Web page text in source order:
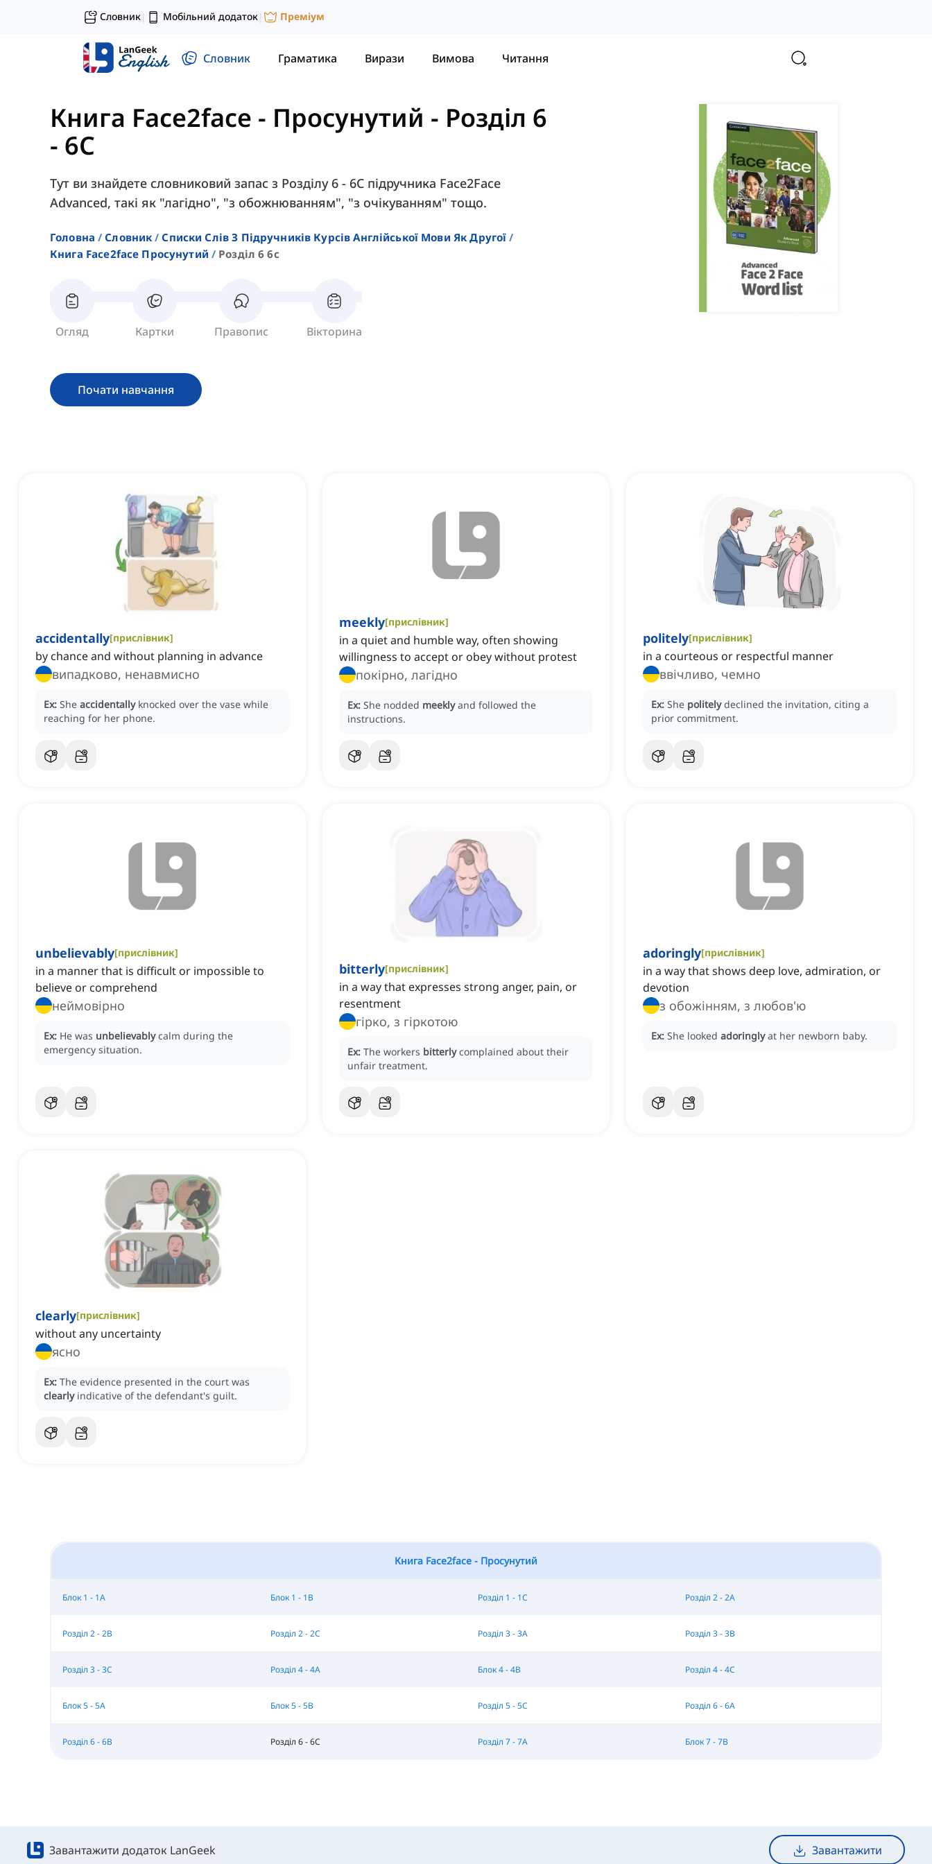
Словник| Мобільний додаток| Преміум
Словник Граматика Вирази Вимова Читання
Книга Face2face - Просунутий - Розділ 6
- 6C
Тут ви знайдете словниковий запас з Розділу 6 - 6C підручника Face2Face
Advanced, такі як "лагідно", "з обожнюванням", "з очікуванням" тощо.
Головна Словник
Списки Слів З Підручників Курсів Англійської Мови Як Другої
Книга Face2face Просунутий
Розділ 6 6c
Огляд Картки Правопис Вікторина
Почати навчання
accidentally[прислівник]
by chance and without planning in advance
випадково, ненавмисно
Ex: She accidentally knocked over the vase while
reaching for her phone.
meekly[прислівник]
in a quiet and humble way, often showing
willingness to accept or obey without protest
покірно, лагідно
Ex: She nodded meekly and followed the
instructions.
politely[прислівник]
in a courteous or respectful manner
ввічливо, чемно
Ex: She politely declined the invitation, citing a
prior commitment.
unbelievably[прислівник]
in a manner that is difficult or impossible to
believe or comprehend
неймовірно
Ex: He was unbelievably calm during the
emergency situation.
bitterly[прислівник]
in a way that expresses strong anger, pain, or
resentment
гірко, з гіркотою
Ex: The workers bitterly complained about their
unfair treatment.
adoringly[прислівник]
in a way that shows deep love, admiration, or
devotion
з обожінням, з любов'ю
Ex: She looked adoringly at her newborn baby.
clearly[прислівник]
without any uncertainty
ясно
Ex: The evidence presented in the court was
clearly indicative of the defendant's guilt.
Книга Face2face - Просунутий
Блок 1 - 1A Блок 1 - 1B Розділ 1 - 1C Розділ 2 - 2A
Розділ 2 - 2B Розділ 2 - 2C Розділ 3 - 3A Розділ 3 - 3B
Розділ 3 - 3C Розділ 4 - 4A Блок 4 - 4B Розділ 4 - 4C
Блок 5 - 5A Блок 5 - 5B Розділ 5 - 5C Розділ 6 - 6A
Розділ 6 - 6B Розділ 6 - 6C Розділ 7 - 7A Блок 7 - 7B
Завантажити додаток LanGeek Завантажити